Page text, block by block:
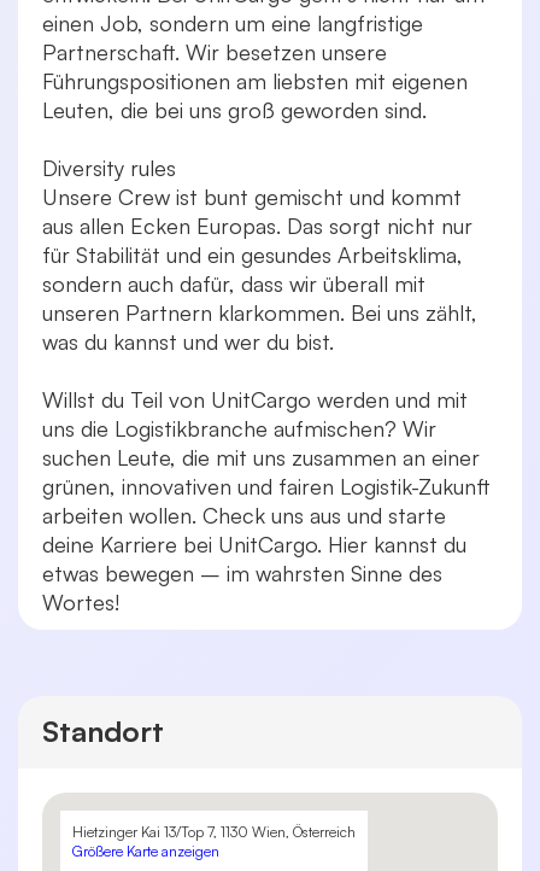
einen Job, sondern um eine langfristige
Partnerschaft. Wir besetzen unsere
Führungspositionen am liebsten mit eigenen
Leuten, die bei uns groß geworden sind.
Diversity rules
Unsere Crew ist bunt gemischt und kommt
aus allen Ecken Europas. Das sorgt nicht nur
für Stabilität und ein gesundes Arbeitsklima,
sondern auch dafür, dass wir überall mit
unseren Partnern klarkommen. Bei uns zählt,
was du kannst und wer du bist.
Willst du Teil von UnitCargo werden und mit
uns die Logistikbranche aufmischen? Wir
suchen Leute, die mit uns zusammen an einer
grünen, innovativen und fairen Logistik-Zukunft
arbeiten wollen. Check uns aus und starte
deine Karriere bei UnitCargo. Hier kannst du
etwas bewegen – im wahrsten Sinne des
Wortes!
Standort
Hietzinger Kai 13/Top 7, 1130 Wien, Österreich
Größere Karte anzeigen